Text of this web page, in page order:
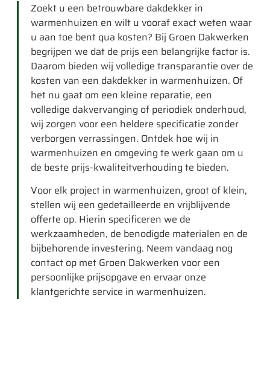
Zoekt u een betrouwbare dakdekker in
warmenhuizen en wilt u vooraf exact weten waar
u aan toe bent qua kosten? Bij Groen Dakwerken
begrijpen we dat de prijs een belangrijke factor is.
Daarom bieden wij volledige transparantie over de
kosten van een dakdekker in warmenhuizen. Of
het nu gaat om een kleine reparatie, een
volledige dakvervanging of periodiek onderhoud,
wij zorgen voor een heldere specificatie zonder
verborgen verrassingen. Ontdek hoe wij in
warmenhuizen en omgeving te werk gaan om u
de beste prijs-kwaliteitverhouding te bieden.
Voor elk project in warmenhuizen, groot of klein,
stellen wij een gedetailleerde en vrijblijvende
offerte op. Hierin specificeren we de
werkzaamheden, de benodigde materialen en de
bijbehorende investering. Neem vandaag nog
contact op met Groen Dakwerken voor een
persoonlijke prijsopgave en ervaar onze
klantgerichte service in warmenhuizen.